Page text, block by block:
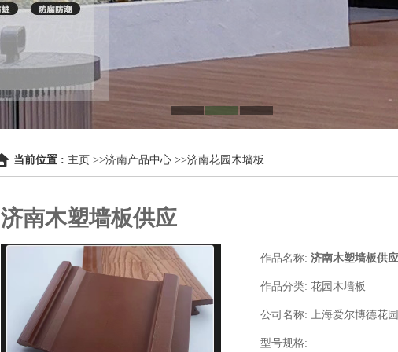
当前位置 : 主页 >>济南产品中心 >>济南花园木墙板
济南木塑墙板供应
作品名称: 济南木塑墙板供应
作品分类: 花园木墙板
公司名称: 上海爱尔博德花
型号规格: